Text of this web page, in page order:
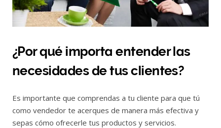
¿Por qué importa entender las
necesidades de tus clientes?
Es importante que comprendas a tu cliente para que tú
como vendedor te acerques de manera más efectiva y
sepas cómo ofrecerle tus productos y servicios.